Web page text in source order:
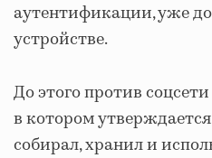
аутентификации, уже
устройстве.
До этого против
в котором
собирал, хранил и